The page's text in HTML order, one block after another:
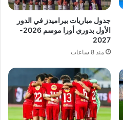
جدول مباريات بيراميدز في الدور
الأول بدوري أورا موسم 2026-
2027
منذ 8 ساعات